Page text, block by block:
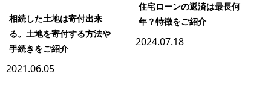
相続した土地は寄付出来
る。土地を寄付する方法や
手続きをご紹介
2021.06.05
住宅ローンの返済は最長何
年？特徴をご紹介
2024.07.18